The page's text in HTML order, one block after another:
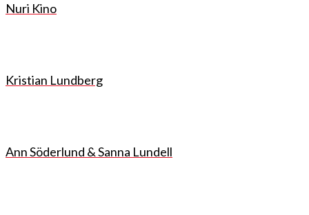
Nuri Kino
Kristian Lundberg
Ann Söderlund & Sanna Lundell